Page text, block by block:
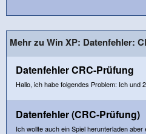
Mehr zu Win XP: Datenfehler:
Datenfehler CRC-Prüfung
Hallo, ich habe folgendes Problem: Ich und
Datenfehler (CRC-Prüfung)
Ich wollte auch ein Spiel herunterladen aber